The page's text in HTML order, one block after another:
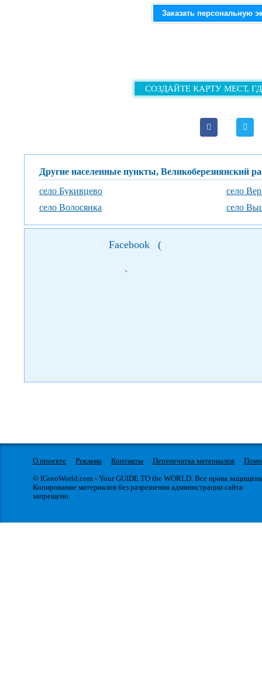
Заказать персональную
СОЗДАЙТЕ КАРТУ МЕСТ,
Другие населенные пункты, Великоберезнянский
село Букивцево
село
село Волосянка
село
Facebook (
)
О проекте Реклама Контакты Перепечатка материалов
© IGotoWorld.com - Your GUIDE TO the WORLD. Все права
Копирование материалов без разрешения администрации сайта
запрещено.